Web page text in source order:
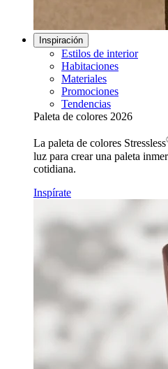
Inspiración
Estilos de interior
Habitaciones
Materiales
Promociones
Tendencias
Paleta de colores 2026
La paleta de colores Stressless
luz para crear una paleta
cotidiana.
Inspírate